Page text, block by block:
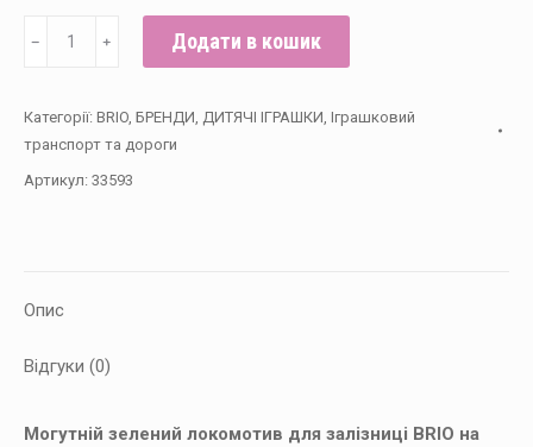
Могутній
для
залізниці
BRIO
﹣ ﹢ Додати в кошик
Категорії: BRIO, БРЕНДИ, ДИТЯЧІ ІГРАШКИ, Іграшковий
транспорт та дороги
Артикул: 33593
Опис
Відгуки (0)
Могутній зелений локомотив для залізниці BRIO на